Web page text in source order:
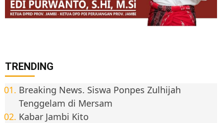
TRENDING
Breaking News. Siswa Ponpes Zulhijah
Tenggelam di Mersam
Kabar Jambi Kito